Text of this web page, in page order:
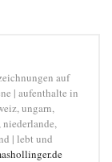
auf
| aufenthalte in
ungarn,
niederlande,
| lebt und